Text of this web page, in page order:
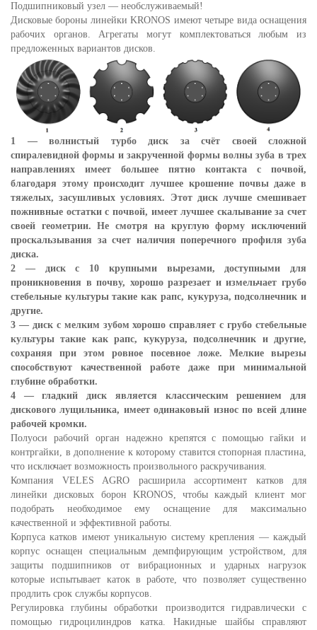
Подшипниковый узел — необслуживаемый!
Дисковые бороны линейки KRONOS имеют четыре вида оснащения
рабочих органов. Агрегаты могут комплектоваться любым из
предложенных вариантов дисков.
1 — волнистый турбо диск за счёт своей сложной
спиралевидной формы и закрученной формы волны зуба в трех
направлениях имеет большее пятно контакта с почвой,
благодаря этому происходит лучшее крошение почвы даже в
тяжелых, засушливых условиях. Этот диск лучше смешивает
пожнивные остатки с почвой, имеет лучшее скалывание за счет
своей геометрии. Не смотря на круглую форму исключений
проскальзывания за счет наличия поперечного профиля зуба
диска.
2 — диск с 10 крупными вырезами, доступными для
проникновения в почву, хорошо разрезает и измельчает грубо
стебельные культуры такие как рапс, кукуруза, подсолнечник и
другие.
3 — диск с мелким зубом хорошо справляет с грубо стебельные
культуры такие как рапс, кукуруза, подсолнечник и другие,
сохраняя при этом ровное посевное ложе. Мелкие вырезы
способствуют качественной работе даже при минимальной
глубине обработки.
4 — гладкий диск является классическим решением для
дискового лущильника, имеет одинаковый износ по всей длине
рабочей кромки.
Полуоси рабочий орган надежно крепятся с помощью гайки и
контргайки, в дополнение к которому ставится стопорная пластина,
что исключает возможность произвольного раскручивания.
Компания VELES AGRO расширила ассортимент катков для
линейки дисковых борон KRONOS, чтобы каждый клиент мог
подобрать необходимое ему оснащение для максимально
качественной и эффективной работы.
Корпуса катков имеют уникальную систему крепления — каждый
корпус оснащен специальным демпфирующим устройством, для
защиты подшипников от вибрационных и ударных нагрузок
которые испытывает каток в работе, что позволяет существенно
продлить срок службы корпусов.
Регулировка глубины обработки производится гидравлически с
помощью гидроцилиндров катка. Накидные шайбы справляют